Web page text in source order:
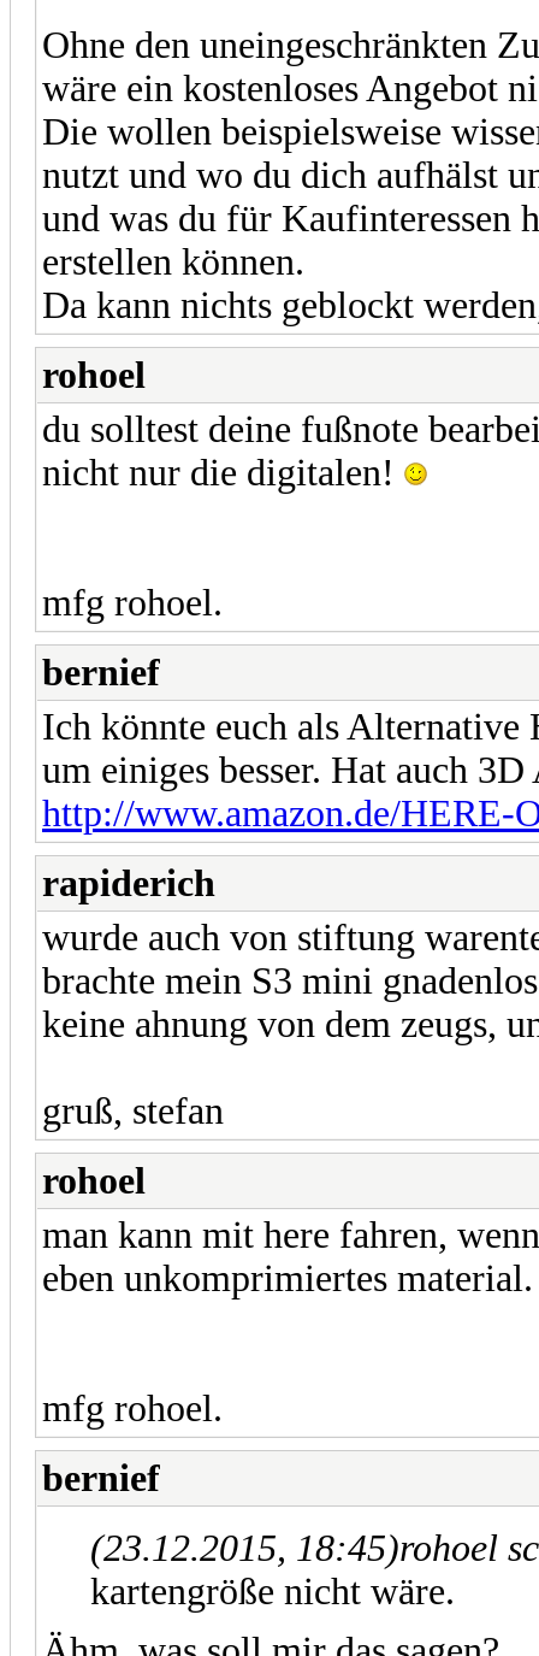
Ohne den uneingeschränkten
wäre ein kostenloses Angebot
Die wollen beispielsweise
nutzt und wo du dich aufhälst
und was du für Kaufinteressen
erstellen können.
Da kann nichts geblockt
rohoel
du solltest deine fußnote
nicht nur die digitalen!
mfg rohoel.
bernief
Ich könnte euch als
um einiges besser. Hat auch
http://www.amazon.de/HERE-
rapiderich
wurde auch von stiftung
brachte mein S3 mini
keine ahnung von dem zeugs,
gruß, stefan
rohoel
man kann mit here fahren,
eben unkomprimiertes material.
mfg rohoel.
bernief
(23.12.2015, 18:45)rohoel
kartengröße nicht wäre.